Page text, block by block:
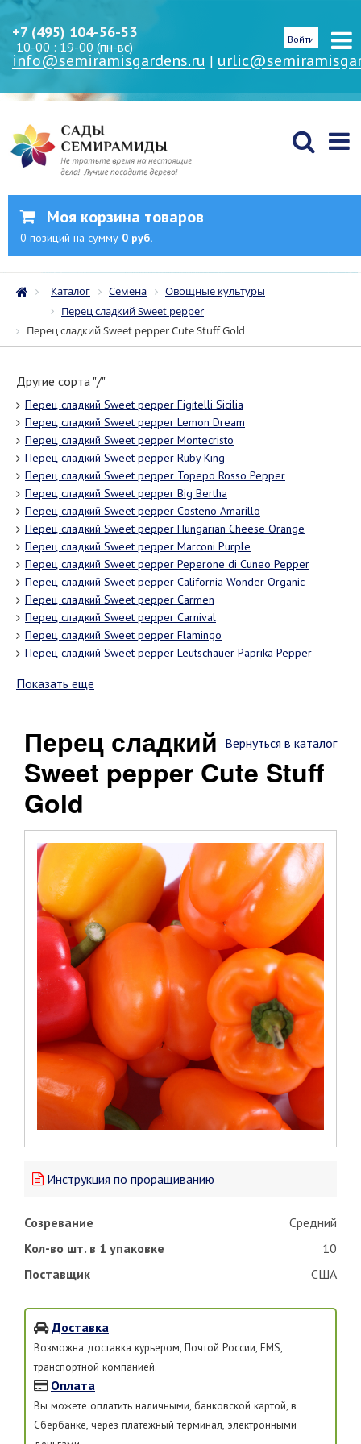
+7 (495) 104-56-53
10-00 : 19-00 (пн-вс)
info@semiramisgardens.ru |
Войти
Моя корзина товаров
0 позиций на сумму 0 руб.
Каталог Семена
Овощные культуры
Перец сладкий Sweet pepper
Перец сладкий Sweet pepper Cute Stuff Gold
Другие сорта "/"
Перец сладкий Sweet pepper Figitelli Sicilia
Перец сладкий Sweet pepper Lemon Dream
Перец сладкий Sweet pepper Montecristo
Перец сладкий Sweet pepper Ruby King
Перец сладкий Sweet pepper Topepo Rosso Pepper
Перец сладкий Sweet pepper Big Bertha
Перец сладкий Sweet pepper Costeno Amarillo
Перец сладкий Sweet pepper Hungarian Cheese Orange
Перец сладкий Sweet pepper Marconi Purple
Перец сладкий Sweet pepper Peperone di Cuneo Pepper
Перец сладкий Sweet pepper California Wonder Organic
Перец сладкий Sweet pepper Carmen
Перец сладкий Sweet pepper Carnival
Перец сладкий Sweet pepper Flamingo
Перец сладкий Sweet pepper Leutschauer Paprika Pepper
Показать еще
Вернуться в каталог
Перец сладкий
Sweet pepper Cute Stuff
Gold
Инструкция по проращиванию
Созревание
Средний
Кол-во шт. в 1 упаковке
10
Поставщик
США
Доставка
Возможна доставка курьером, Почтой России, EMS,
транспортной компанией.
Оплата
Вы можете оплатить наличными, банковской картой, в
Сбербанке, через платежный терминал, электронными